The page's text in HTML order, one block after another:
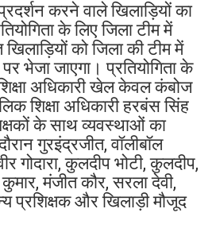
करने वाले खिलाड़ियों का
के लिए जिला टीम में
को जिला की टीम में
भेजा जाएगा। प्रतियोगिता के
अधिकारी खेल केवल कंबोज
शिक्षा अधिकारी हरबंस सिंह
के साथ व्यवस्थाओं का
गुरइंद्रजीत, वॉलीबॉल
गोदारा, कुलदीप भोटी, कुलदीप,
मंजीत कौर, सरला देवी,
प्रशिक्षक और खिलाड़ी मौजूद